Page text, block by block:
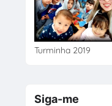
Turminha 2019
Siga-me